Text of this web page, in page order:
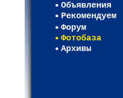
Объявления
Рекомендуем
Форум
Фотобаза
Архивы